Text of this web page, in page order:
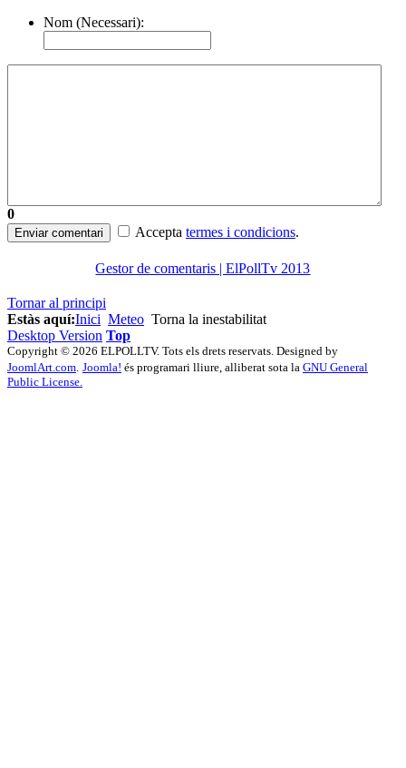
Nom (Necessari):
0
Enviar comentari Accepta termes i condicions.
Gestor de comentaris | ElPollTv 2013
Tornar al principi
Estàs aquí:Inici Meteo Torna la inestabilitat
Desktop Version Top
Copyright © 2026 ELPOLLTV. Tots els drets reservats. Designed by
JoomlArt.com. Joomla! és programari lliure, alliberat sota la GNU General
Public License.